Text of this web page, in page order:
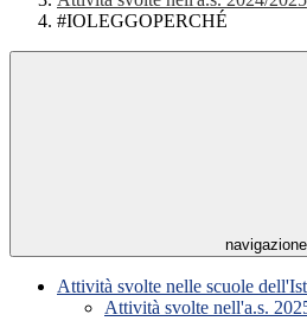
#IOLEGGOPERCHÉ
navigazione
Attività svolte nelle scuole
Attività svolte nell'a.s.